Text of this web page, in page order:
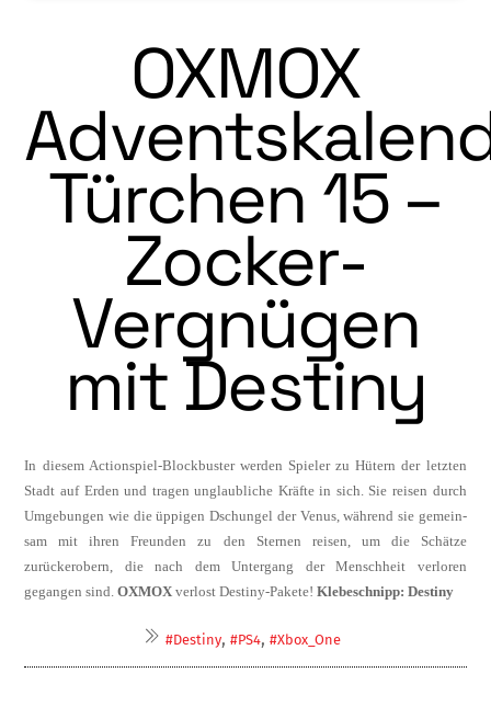
OXMOX
Türchen 15 –
Zocker-
Vergnügen
mit Destiny
In diesem Actionspiel-Blockbuster werden Spieler zu Hütern der letzten
Stadt auf Erden und tragen unglaubliche Kräfte in sich. Sie reisen durch
Umgebungen wie die üppigen Dschungel der Venus, während sie gemein­
sam mit ihren Freunden zu den Sternen reisen, um die Schätze
zurückerobern, die nach dem Untergang der Menschheit verloren
gegangen sind.OXMOX verlost Destiny-Pakete!Klebeschnipp: Destiny
#Destiny, #PS4, #Xbox_One